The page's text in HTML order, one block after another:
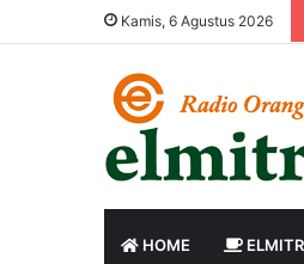
Kamis, 6 Agustus 2026
HOME